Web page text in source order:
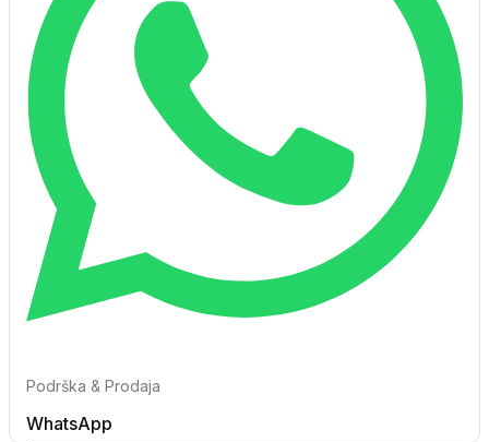
Podrška & Prodaja
WhatsApp